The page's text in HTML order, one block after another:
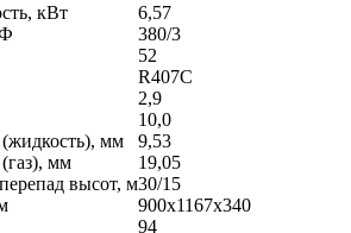
кВт
6,57
380/3
52
R407C
2,9
10,0
мм
9,53
мм
19,05
высот, м30/15
900x1167x340
94